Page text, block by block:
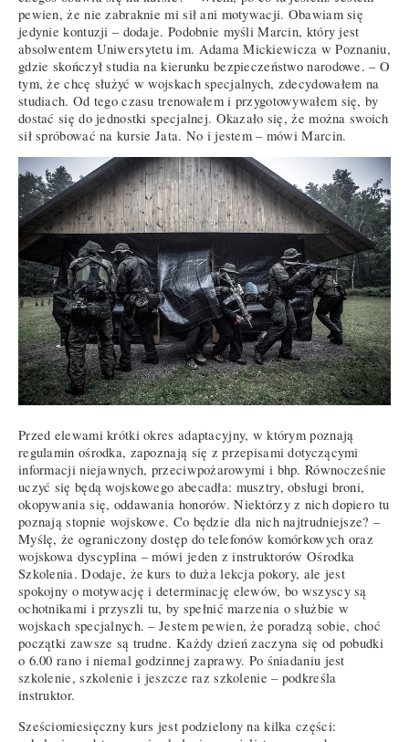
pewien, że nie zabraknie mi sił ani motywacji. Obawiam się
jedynie kontuzji – dodaje. Podobnie myśli Marcin, który jest
absolwentem Uniwersytetu im. Adama Mickiewicza w Poznaniu,
gdzie skończył studia na kierunku bezpieczeństwo narodowe. – O
tym, że chcę służyć w wojskach specjalnych, zdecydowałem na
studiach. Od tego czasu trenowałem i przygotowywałem się, by
dostać się do jednostki specjalnej. Okazało się, że można swoich
sił spróbować na kursie Jata. No i jestem – mówi Marcin.
Przed elewami krótki okres adaptacyjny, w którym poznają
regulamin ośrodka, zapoznają się z przepisami dotyczącymi
informacji niejawnych, przeciwpożarowymi i bhp. Równocześnie
uczyć się będą wojskowego abecadła: musztry, obsługi broni,
okopywania się, oddawania honorów. Niektórzy z nich dopiero tu
poznają stopnie wojskowe. Co będzie dla nich najtrudniejsze? –
Myślę, że ograniczony dostęp do telefonów komórkowych oraz
wojskowa dyscyplina – mówi jeden z instruktorów Ośrodka
Szkolenia. Dodaje, że kurs to duża lekcja pokory, ale jest
spokojny o motywację i determinację elewów, bo wszyscy są
ochotnikami i przyszli tu, by spełnić marzenia o służbie w
wojskach specjalnych. – Jestem pewien, że poradzą sobie, choć
początki zawsze są trudne. Każdy dzień zaczyna się od pobudki
o 6.00 rano i niemal godzinnej zaprawy. Po śniadaniu jest
szkolenie, szkolenie i jeszcze raz szkolenie – podkreśla
instruktor.
Sześciomiesięczny kurs jest podzielony na kilka części: